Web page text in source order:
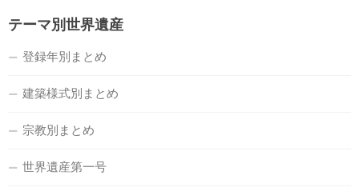
テーマ別世界遺産
登録年別まとめ
建築様式別まとめ
宗教別まとめ
世界遺産第一号